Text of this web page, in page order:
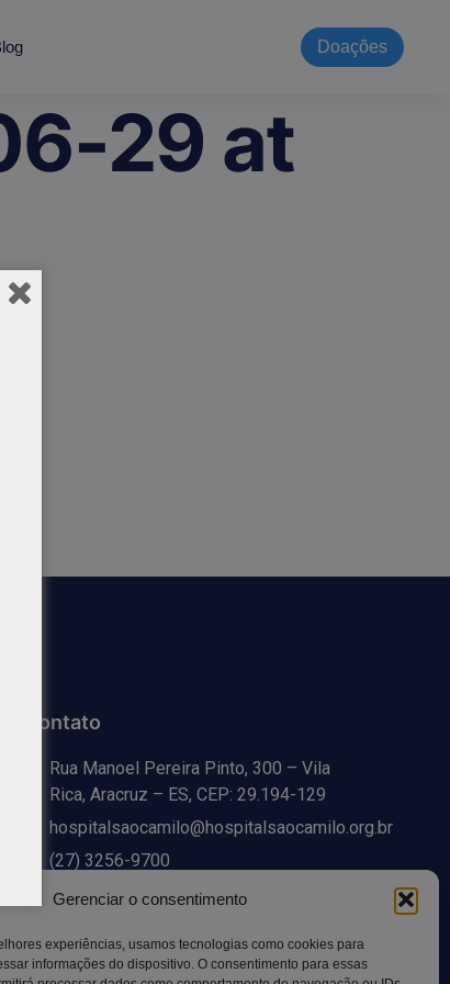
Gerenciar o consentimento
experiências, usamos tecnologias como cookies para
informações do dispositivo. O consentimento para essas
Doações
29 at
Contato
Rua Manoel Pereira Pinto, 300 – Vila
Rica, Aracruz – ES, CEP: 29.194-129
hospitalsaocamilo@hospitalsaocamilo.org.br
(27) 3256-9700